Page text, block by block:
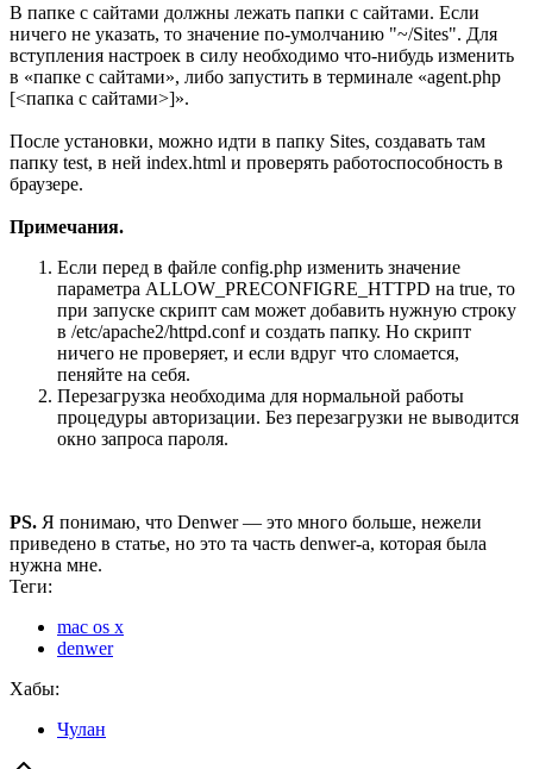
В папке с сайтами должны лежать папки с сайтами. Если
ничего не указать, то значение по-умолчанию "~/Sites". Для
вступления настроек в силу необходимо что-нибудь изменить
в «папке с сайтами», либо запустить в терминале «agent.php
[<папка с сайтами>]».
После установки, можно идти в папку Sites, создавать там
папку test, в ней index.html и проверять работоспособность в
браузере.
Примечания.
Если перед в файле config.php изменить значение
параметра ALLOW_PRECONFIGRE_HTTPD на true, то
при запуске скрипт сам может добавить нужную строку
в /etc/apache2/httpd.conf и создать папку. Но скрипт
ничего не проверяет, и если вдруг что сломается,
пеняйте на себя.
Перезагрузка необходима для нормальной работы
процедуры авторизации. Без перезагрузки не выводится
окно запроса пароля.
PS. Я понимаю, что Denwer — это много больше, нежели
приведено в статье, но это та часть denwer-а, которая была
нужна мне.
Теги:
mac os x
denwer
Хабы:
Чулан